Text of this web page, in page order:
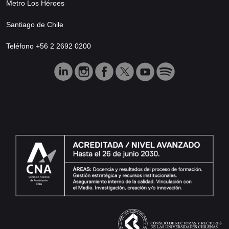
Metro Los Héroes
Santiago de Chile
Teléfono +56 2 2692 0200